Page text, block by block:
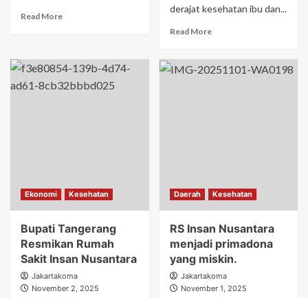
Read More
derajat kesehatan ibu dan...
Read More
Ekonomi Kesehatan
Bupati Tangerang
Resmikan Rumah
Sakit Insan Nusantara
Jakartakoma
November 2, 2025
Daerah Kesehatan
RS Insan Nusantara
menjadi primadona
yang miskin.
Jakartakoma
November 1, 2025